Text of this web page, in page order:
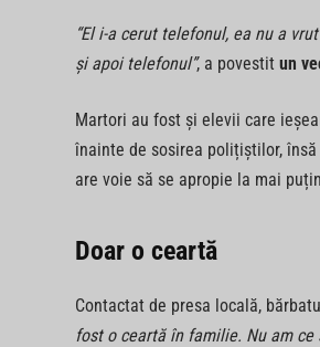
“El i-a cerut telefonul, ea nu a
și apoi telefonul”, a povestit un
Martori au fost și elevii care
înainte de sosirea polițiștilor,
are voie să se apropie la mai
Doar o ceartă
Contactat de presa locală,
fost o ceartă în familie. Nu am